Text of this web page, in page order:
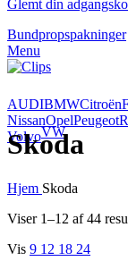
Glemt din
Bundpropspakninger
Menu
AUDIBMWCitroën
NissanOpelPeugeot
VolvoVW
Skoda
Hjem Skoda
Viser 1–12 af 44
Vis 9 12 18 24